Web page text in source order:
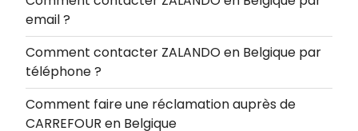
email ?
Comment contacter ZALANDO en Belgique par
téléphone ?
Comment faire une réclamation auprès de
CARREFOUR en Belgique